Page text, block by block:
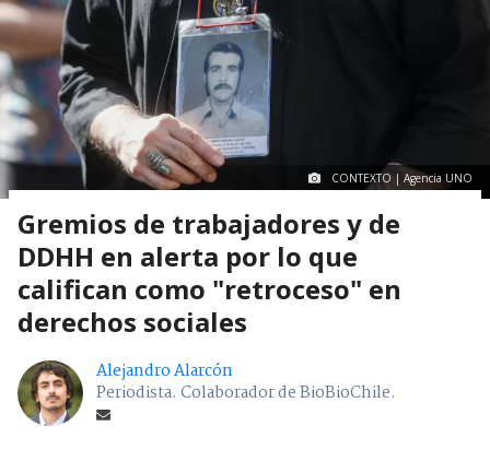
CONTEXTO | Agencia UNO
Gremios de trabajadores y de
DDHH en alerta por lo que
califican como "retroceso" en
derechos sociales
Alejandro Alarcón
Periodista. Colaborador de BioBioChile.